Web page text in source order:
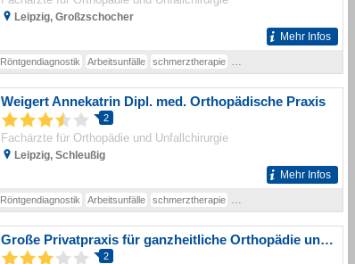
Leipzig, Großzschocher
Mehr Infos
Röntgendiagnostik Arbeitsunfälle schmerztherapie
Weigert Annekatrin Dipl. med. Orthopädische Praxis
2
Fachärzte für Orthopädie und Unfallchirurgie
Leipzig, Schleußig
Mehr Infos
Röntgendiagnostik Arbeitsunfälle schmerztherapie
Große Privatpraxis für ganzheitliche Orthopädie und Handchirurgie Lars Dr.med. Orthopäde
2